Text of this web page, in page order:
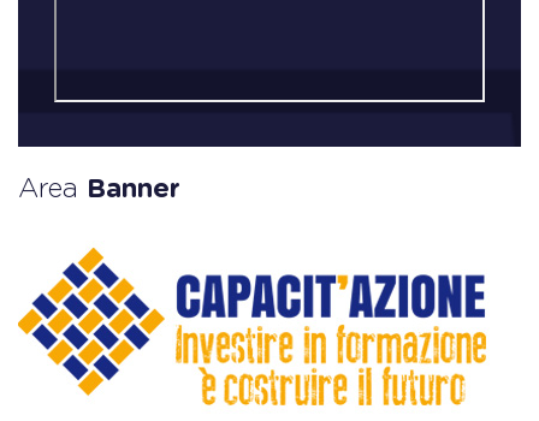
Area Banner